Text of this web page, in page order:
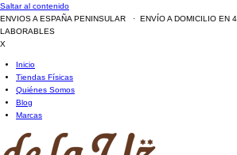
Saltar al contenido
ENVIOS A ESPAÑA PENINSULAR · ENVÍO A DOMICILIO EN
LABORABLES
X
Inicio
Tiendas Físicas
Quiénes Somos
Blog
Marcas